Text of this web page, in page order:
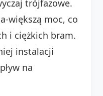
trójfazowe.
większą moc, co
i ciężkich bram.
instalacji
na